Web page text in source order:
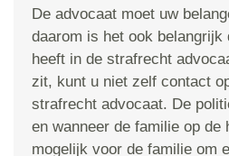
De advocaat moet uw
daarom is het ook belangrijk
heeft in de strafrecht
zit, kunt u niet zelf contact
strafrecht advocaat. De
en wanneer de familie op de
mogelijk voor de familie om